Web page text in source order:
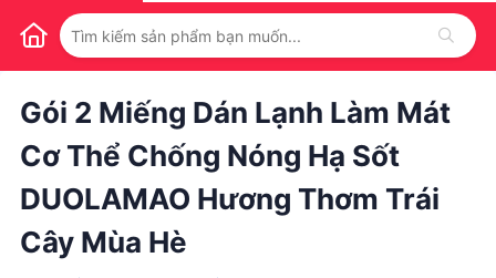
1 1
Gói 2 Miếng Dán Lạnh Làm Mát
Cơ Thể Chống Nóng Hạ Sốt
DUOLAMAO Hương Thơm Trái
Cây Mùa Hè